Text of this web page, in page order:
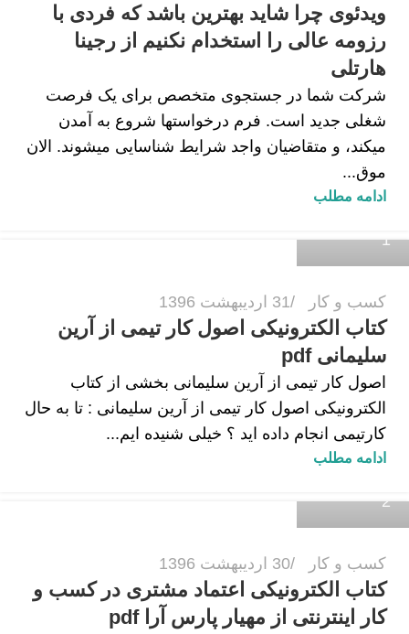
ویدئوی چرا شاید بهترین باشد که فردی با
رزومه عالی را استخدام نکنیم از رجینا
هارتلی
شرکت شما در جستجوی متخصص برای یک فرصت
شغلی جدید است. فرم درخواستها شروع به آمدن
می‎کند، و متقاضیان واجد شرایط شناسایی می‎شوند. الان
موق...
ادامه مطلب
زهرا داودی
1
کسب و کار 31 اردیبهشت 1396
کتاب الکترونیکی اصول کار تیمی از آرین
سلیمانی pdf
اصول کار تیمی از آرین سلیمانی بخشی از کتاب
الکترونیکی اصول کار تیمی از آرین سلیمانی : تا به حال
کارتیمی انجام داده اید ؟ خیلی شنیده ایم...
ادامه مطلب
زهرا داودی
2
کسب و کار 30 اردیبهشت 1396
کتاب الکترونیکی اعتماد مشتری در کسب و
کار اینترنتی از مهیار پارس آرا pdf